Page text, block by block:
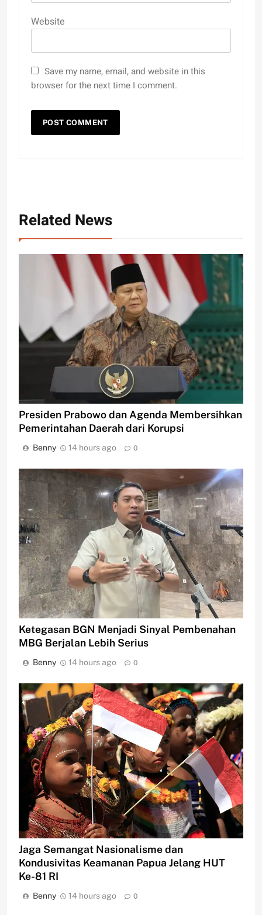
Website
Save my name, email, and website in this
browser for the next time I comment.
Related News
Presiden Prabowo dan Agenda Membersihkan
Pemerintahan Daerah dari Korupsi
Benny 14 hours ago 0
Ketegasan BGN Menjadi Sinyal Pembenahan
MBG Berjalan Lebih Serius
Benny 14 hours ago 0
Jaga Semangat Nasionalisme dan
Kondusivitas Keamanan Papua Jelang HUT
Ke-81 RI
Benny 14 hours ago 0